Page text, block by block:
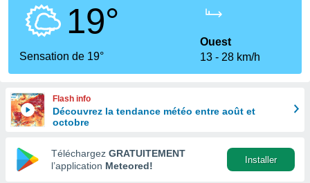
en
19°
Sensation de 19°
Ouest
13
28 km/h
Flash info
Découvrez la tendance météo entre août et
octobre
Téléchargez GRATUITEMENT
l’application Meteored!
Installer